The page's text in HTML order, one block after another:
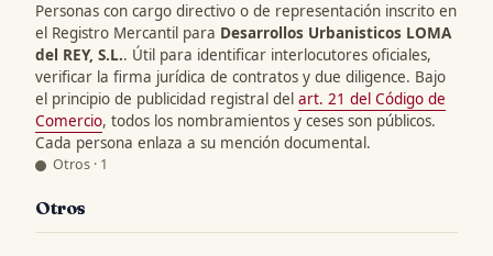
Personas con cargo directivo o de representación inscrito en
el Registro Mercantil para Desarrollos Urbanisticos LOMA
del REY, S.L.. Útil para identificar interlocutores oficiales,
verificar la firma jurídica de contratos y due diligence. Bajo
el principio de publicidad registral del art. 21 del Código de
Comercio, todos los nombramientos y ceses son públicos.
Cada persona enlaza a su mención documental.
Otros · 1
Otros